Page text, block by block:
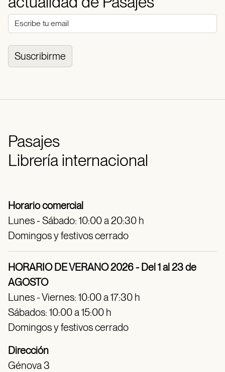
Suscribirme
Pasajes
Librería internacional
Horario comercial
Lunes - Sábado: 10:00 a 20:30 h
Domingos y festivos cerrado
HORARIO DE VERANO 2026 - Del 1 al 23 de
AGOSTO
Lunes - Viernes: 10:00 a 17:30 h
Sábados: 10:00 a 15:00 h
Domingos y festivos cerrado
Dirección
Génova 3